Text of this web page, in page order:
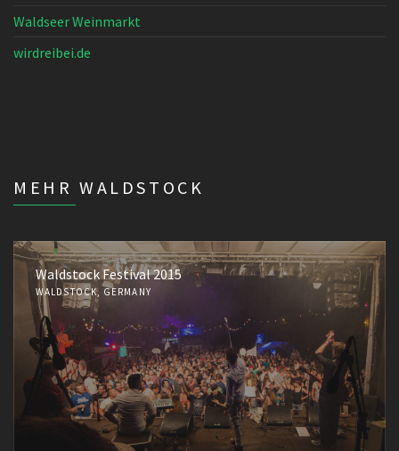
Waldseer Weinmarkt
wirdreibei.de
MEHR WALDSTOCK
Waldstock Festival 2015
WALDSTOCK, GERMANY